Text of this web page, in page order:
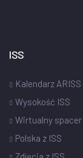
ISS
Kalendarz ARISS
Wysokość ISS
Wirtualny spacer
Polska z ISS